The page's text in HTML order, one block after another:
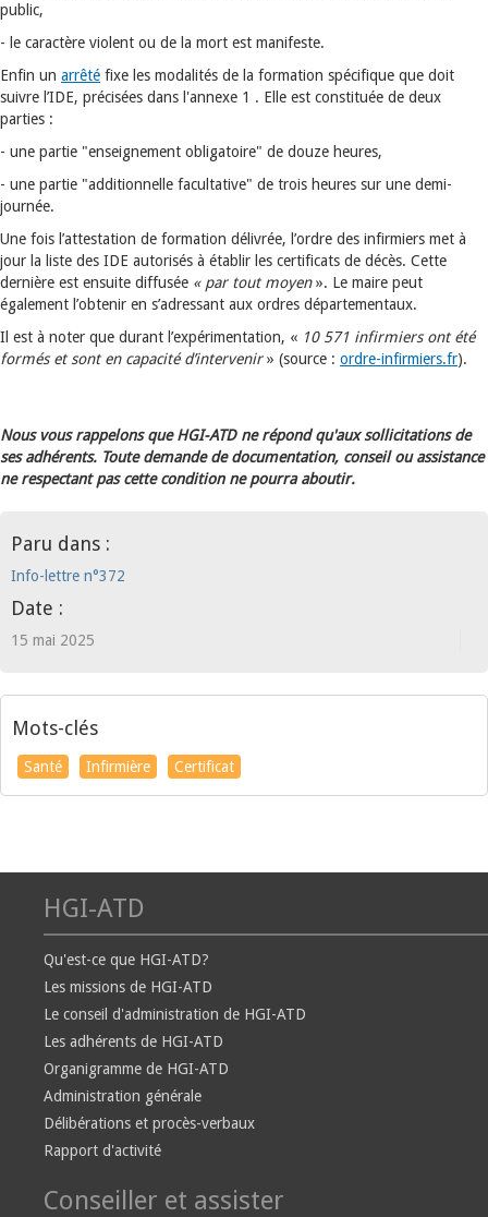
public,
- le caractère violent ou de la mort est manifeste.
Enfin un arrêté fixe les modalités de la formation spécifique que doit
suivre l’IDE, précisées dans l'annexe 1 . Elle est constituée de deux
parties :
- une partie "enseignement obligatoire" de douze heures,
- une partie "additionnelle facultative" de trois heures sur une demi-
journée.
Une fois l’attestation de formation délivrée, l’ordre des infirmiers met à
jour la liste des IDE autorisés à établir les certificats de décès. Cette
dernière est ensuite diffusée « par tout moyen». Le maire peut
également l’obtenir en s’adressant aux ordres départementaux.
Il est à noter que durant l’expérimentation, « 10 571 infirmiers ont été
formés et sont en capacité d’intervenir» (source : ordre-infirmiers.fr).
Nous vous rappelons que HGI-ATD ne répond qu'aux sollicitations de
ses adhérents. Toute demande de documentation, conseil ou assistance
ne respectant pas cette condition ne pourra aboutir.
Paru dans :
Info-lettre n°372
Date :
15 mai 2025
Mots-clés
Santé Infirmière Certificat
HGI-ATD
Qu'est-ce que HGI-ATD?
Les missions de HGI-ATD
Le conseil d'administration de HGI-ATD
Les adhérents de HGI-ATD
Organigramme de HGI-ATD
Administration générale
Délibérations et procès-verbaux
Rapport d'activité
Conseiller et assister